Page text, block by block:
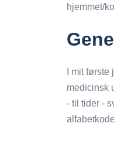
hjemmet/
I mit
medicinsk
- til tider -